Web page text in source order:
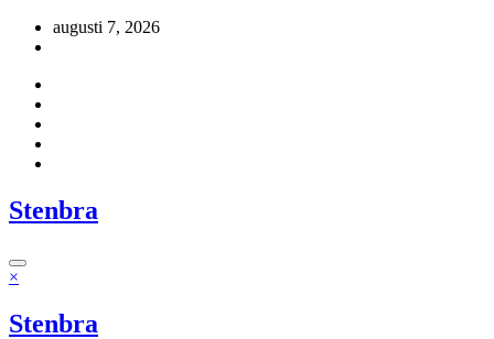
Hoppaaugusti 7, 2026
Stenbra
×
Stenbra